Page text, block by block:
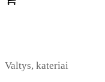
Valtys, kateriai